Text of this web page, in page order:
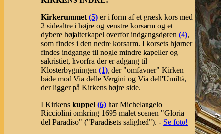
Kirkerummet (5) er i form af et græsk kors med
2 sidealtre i højre og venstre korsarm og et
dybere højalterkapel overfor indgangsdøren (4),
som findes i den nedre korsarm. I korsets hjørner
findes indgange til nogle mindre kapeller og
sakristiet, hvorfra der er adgang til
Klosterbygningen (1), der "omfavner" Kirken
både mod Via delle Vergini og Via dell'Umiltà,
der ligger på Kirkens højre side.
I Kirkens kuppel (6) har Michelangelo
Ricciolini omkring 1695 malet scenen "Gloria
del Paradiso" ("Paradisets salighed"). - Se foto!